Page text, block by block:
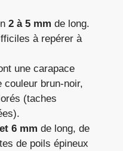
2 à 5 mm de long.
à repérer à
une carapace
couleur brun-noir,
(taches
6 mm de long, de
de poils épineux